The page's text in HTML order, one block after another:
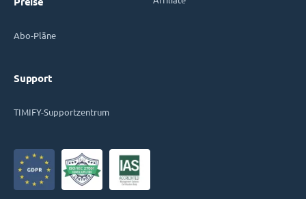
Abo-Pläne
Support
TIMIFY-Supportzentrum